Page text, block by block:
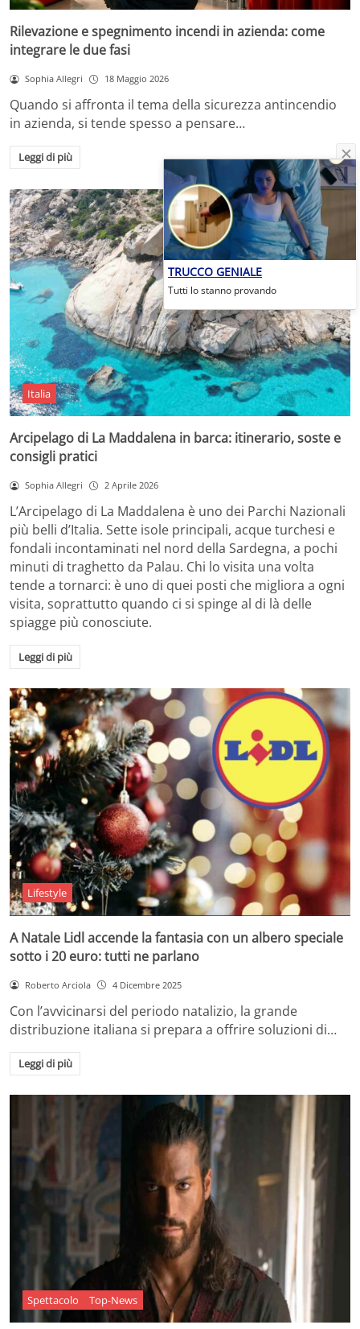
Rilevazione e spegnimento incendi in azienda: come
integrare le due fasi
Sophia Allegri 18 Maggio 2026
Quando si affronta il tema della sicurezza antincendio
in azienda, si tende spesso a pensare…
Leggi di più
Italia
Arcipelago di La Maddalena in barca: itinerario, soste e
consigli pratici
Sophia Allegri 2 Aprile 2026
L’Arcipelago di La Maddalena è uno dei Parchi Nazionali
più belli d’Italia. Sette isole principali, acque turchesi e
fondali incontaminati nel nord della Sardegna, a pochi
minuti di traghetto da Palau. Chi lo visita una volta
tende a tornarci: è uno di quei posti che migliora a ogni
visita, soprattutto quando ci si spinge al di là delle
spiagge più conosciute.
Leggi di più
Lifestyle
A Natale Lidl accende la fantasia con un albero speciale
sotto i 20 euro: tutti ne parlano
Roberto Arciola 4 Dicembre 2025
Con l’avvicinarsi del periodo natalizio, la grande
distribuzione italiana si prepara a offrire soluzioni di…
Leggi di più
Spettacolo Top-News
TRUCCO GENIALE
Tutti lo stanno provando